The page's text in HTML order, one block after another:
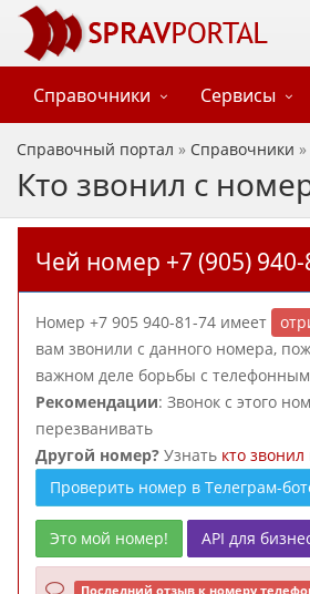
Справочники Сервисы
Справочный портал » Справочники »
Кто звонил с
Чей номер +7 (905) 940-
Номер +7 905 940-81-74 имеет
вам звонили с данного номера,
важном деле борьбы с
Рекомендации: Звонок с этого
перезванивать
Другой номер? Узнать кто звонил
Проверить номер в Телеграм-
Это мой номер! API для
Последний отзыв к номеру